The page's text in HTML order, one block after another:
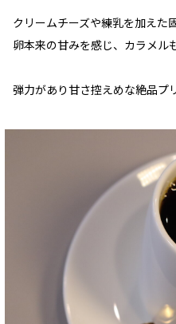
クリームチーズや練乳を加えた
卵本来の甘みを感じ、カラメル
弾力があり甘さ控えめな絶品プ